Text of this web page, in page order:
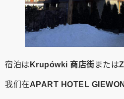
宿泊は Krupówki 商店街 または
我们在APART HOTEL